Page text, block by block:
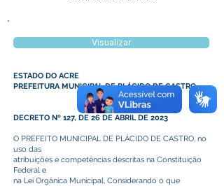
Visualizar
ESTADO DO ACRE
PREFEITURA MUNICIPAL DE PLÁCIDO DE CASTRO
DECRETO Nº 127, DE 26 DE ABRIL DE 2023
O PREFEITO MUNICIPAL DE PLÁCIDO DE CASTRO, no
uso das
atribuições e competências descritas na Constituição
Federal e
na Lei Orgânica Municipal, Considerando o que